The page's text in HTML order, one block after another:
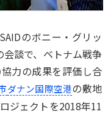
のボニー・グリッ
談で、ベトナム戦争
力の成果を評価し合
ダナン国際空港の敷地
ジェクトを2018年11